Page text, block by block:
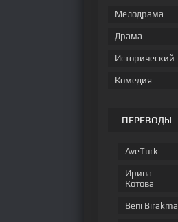
Мелодрама
Драма
Исторический
Комедия
ПЕРЕВОДЫ
AveTurk
Ирина
Котова
Beni Birakma